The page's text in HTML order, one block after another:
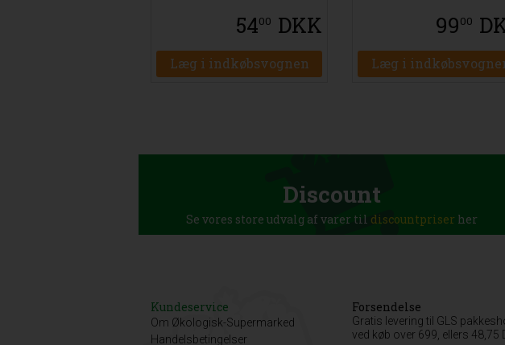
5400 DKK
Læg i indkøbsvognen
9900
Læg i
Discount
Se vores store udvalg af varer til discountpriser her
Kundeservice
Om Økologisk-Supermarked
Handelsbetingelser
Forsendelse
Gratis levering til GLS
ved køb over 699, ellers 48,75